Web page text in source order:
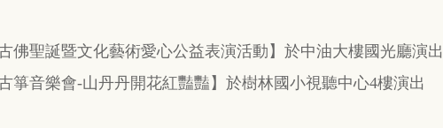
佛聖誕暨文化藝術愛心公益表演活動】於中油大樓國光廳演出
箏音樂會-山丹丹開花紅豔豔】於樹林國小視聽中心4樓演出